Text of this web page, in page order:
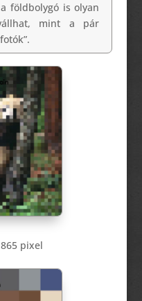
földbolygó is olyan
mint a pár
pixel